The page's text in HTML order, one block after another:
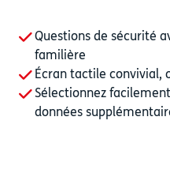
Questions de sécurité
familière
Écran tactile convivial,
Sélectionnez
données